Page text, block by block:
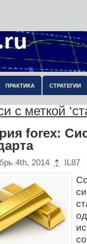
ПРАКТИКА СТРАТЕГИИ
с меткой
forex:
4th, 2014 IL87